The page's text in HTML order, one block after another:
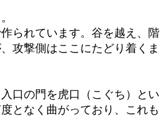
られています。谷を越え、階
攻撃側はここにたどり着くま
口の門を虎口（こぐち）とい
となく曲がっており、これも